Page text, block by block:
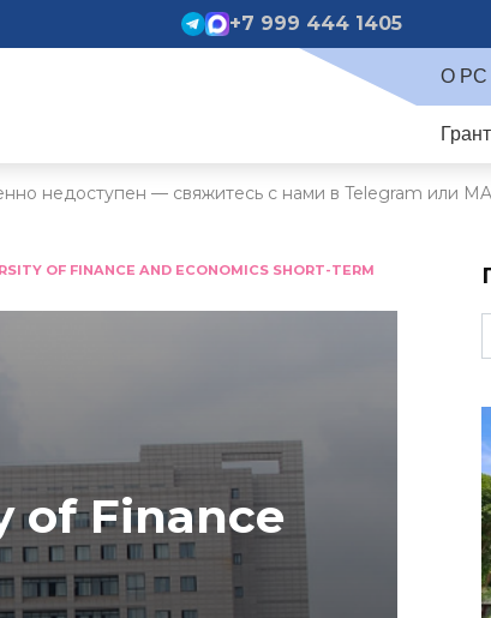
+7 999 444 1405
О PC
недоступен — свяжитесь с нами в Telegram или
OF FINANCE AND ECONOMICS SHORT-TERM
of Finance